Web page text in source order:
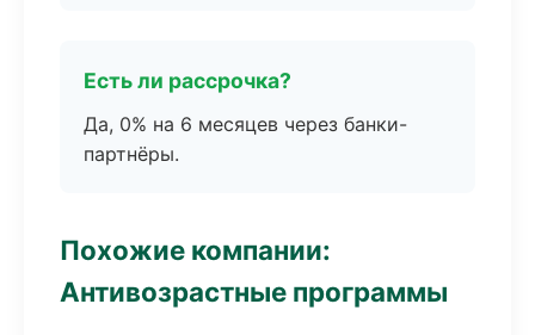
Есть ли рассрочка?
Да, 0% на 6 месяцев через банки-
партнёры.
Похожие компании:
Антивозрастные программы